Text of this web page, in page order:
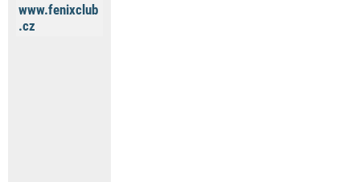
www.fenixclub
.cz